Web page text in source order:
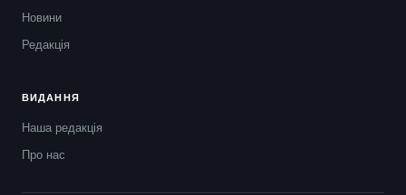
Новини
Редакція
ВИДАННЯ
Наша редакція
Про нас